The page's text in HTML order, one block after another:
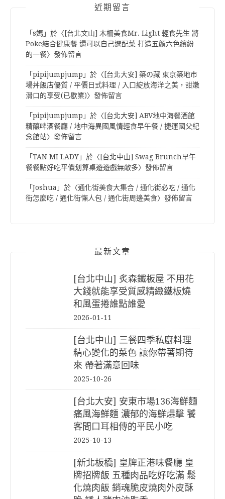
近期留言
「s媽 」於〈 [台北文山] 木柵美食Mr. Light 輕食先生 將
Poke結合健康餐 還可以自己選配菜 打造五顏六色繽紛
的一餐〉發佈留言
「pipijumpjump 」於〈 [台北大安] 築の藏 東京築地市
場丼飯店優質 / 平價日式料理 / 入口綻放海洋之美，甜嫩
滑口的享受(已歇業)〉發佈留言
「pipijumpjump 」於〈 [台北大安] ABV地中海餐酒館
精釀啤酒餐廳 / 地中海異國風情輕食早午餐 / 捷運國父紀
念館站〉發佈留言
「TAN MI LADY」於〈 [台北中山] Swag Brunch早午
餐餐點好吃平價划算桌遊遊戲無敵多〉發佈留言
「Joshua 」於〈通化街美食大集合 / 通化街必吃 / 通化
街怎麼吃 / 通化街懶人包 / 通化街周邊美食〉發佈留言
最新文章
[台北中山] 炙森鐵板屋 不用花
大錢就能享受質感精緻鐵板燒
和風蛋捲誰點誰愛
2026-01-11
[台北中山] 三餐四季私廚料理
精心變化的菜色 讓你帶著期待
來 帶著滿意回味
2025-10-26
[台北大安] 安東市場136海鮮麵
痛風海鮮麵 濃郁的海鮮爆擊 饕
客間口耳相傳的平民小吃
2025-10-13
[新北板橋] 皇牌正港味餐廳 皇
牌招牌飯 五種肉品吃好吃滿 鬆
化燒肉飯 銷魂脆皮燒肉外皮酥